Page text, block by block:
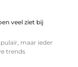
veel ziet bij
maar ieder
trends